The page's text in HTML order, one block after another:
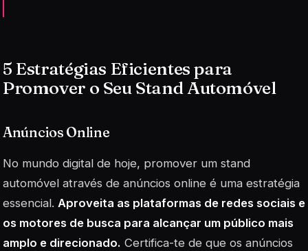
5 Estratégias Eficientes para
Promover o Seu Stand Automóvel
Anúncios Online
No mundo digital de hoje, promover um stand
automóvel através de anúncios online é uma estratégia
essencial. Aproveita as plataformas de redes sociais e
os motores de busca para alcançar um público mais
amplo e direcionado. Certifica-te de que os anúncios